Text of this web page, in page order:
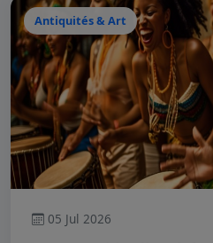
Antiquités & Art
05 Jul 2026